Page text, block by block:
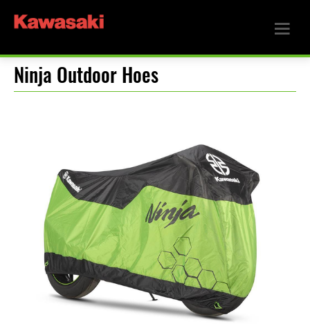
Ninja Outdoor Hoes